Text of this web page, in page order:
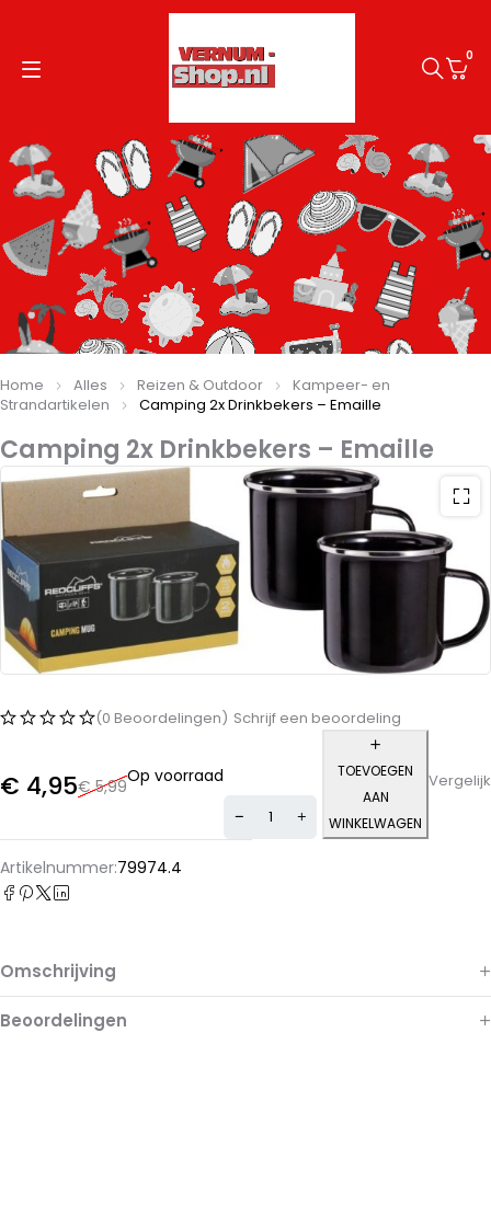
0
Camping 2x Drinkbekers – Emaille
Home Alles Reizen & Outdoor
Kampeer- en
Strandartikelen
Camping 2x Drinkbekers – Emaille
(0 Beoordelingen) Schrijf een beoordeling
€5,99
€ 4,95 Op voorraad
TOEVOEGEN
AAN
WINKELWAGEN
Alternative:
Vergelijk
Artikelnummer:79974.4
Omschrijving
Beoordelingen